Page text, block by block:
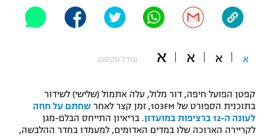
תקנון עבור פעילות אלקטרה
תקנון עבור פעילות ספורט 1 – "מרלן"
גיימינג E-Sports
אופניים
כדורמים
פוטבול אמריקאי NFL
בייסבול MLB
א א א א (גודל טקסט)
קפטן הפועל חיפה, דור מלול, עלה אתמול (שלישי) לשידור
בתוכנית הספורט של 103FM, זמן קצר לאחר
שחתם על חוזה
לעונה ה-12 ברציפות במועדון.
בריאיון התייחס הבלם-מגן
לקריירה הארוכה שלו במדים האדומים, למעמדו בחדר ההלבשה,